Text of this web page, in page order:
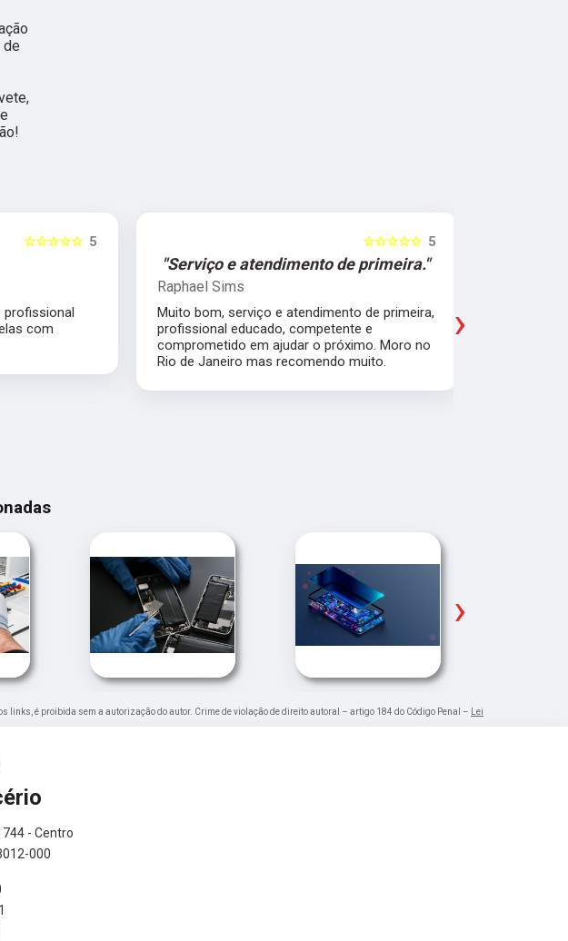
de
5
☆☆☆☆☆
com
5
☆☆☆☆☆
"Serviço e atendimento de primeira."
Raphael Sims
Muito bom, serviço e atendimento de primeira,
profissional educado, competente e
comprometido em ajudar o próximo. Moro no
Rio de Janeiro mas recomendo muito.
›
›
links, é proibida sem a autorização do autor. Crime de violação de direito autoral – artigo 184 do Código Penal – Lei
- Centro
000